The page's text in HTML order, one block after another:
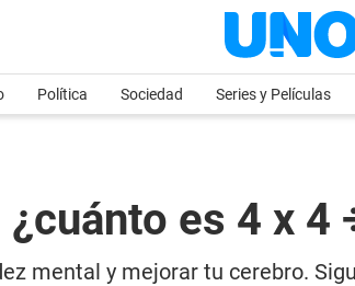
Política Sociedad Series y Películas
es 4 x 4
mental y mejorar tu cerebro.